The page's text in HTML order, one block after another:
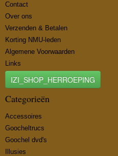
Contact
Over ons
Verzenden & Betalen
Korting NMU-leden
Algemene Voorwaarden
Links
IZI_SHOP_HERROEPING
Categorieën
Accessoires
Goocheltrucs
Goochel dvd's
Illusies